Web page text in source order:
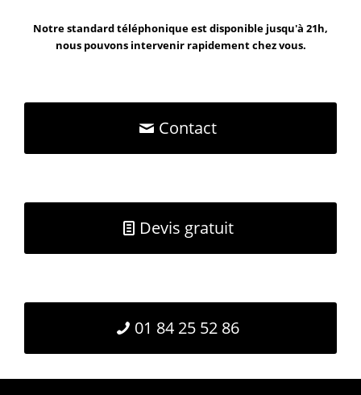
Notre standard téléphonique est disponible jusqu'à 21h,
nous pouvons intervenir rapidement chez vous.
Contact
Devis gratuit
01 84 25 52 86